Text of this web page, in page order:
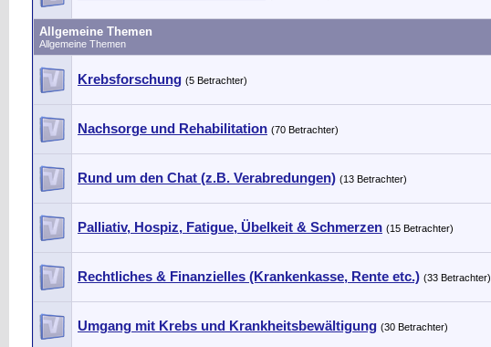
Allgemeine Themen
Allgemeine Themen
Krebsforschung (5 Betrachter)
Nachsorge und Rehabilitation (70 Betrachter)
Rund um den Chat (z.B. Verabredungen) (13 Betrachter)
Palliativ, Hospiz, Fatigue, Übelkeit & Schmerzen (15 Betrachter)
Rechtliches & Finanzielles (Krankenkasse, Rente etc.) (33 Betrachter)
Umgang mit Krebs und Krankheitsbewältigung (30 Betrachter)